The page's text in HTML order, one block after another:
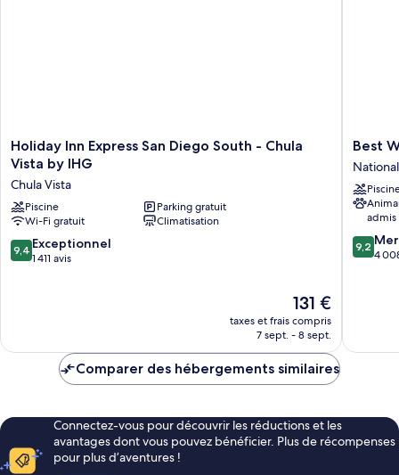
Holiday
Inn
San
Diego
South
-
Chula
Holiday Inn Express San Diego South - Chula
Vista by IHG
Chula Vista
Piscine
Parking gratuit
Wi-Fi gratuit
Climatisation
9.4
sur
9,4 Exceptionnel
1 411 avis
Le
nouveau
prix
de
131 €
taxes et frais compris
7 sept. - 8 sept.
Best
Western
Plus
Marina
Hotel
National
City
Best
admis
9.2
sur
9,2
4
Comparer des hébergements similaires
Connectez-vous pour découvrir les réductions et les
avantages dont vous pouvez bénéficier. Plus de récompenses
pour plus d’aventures !